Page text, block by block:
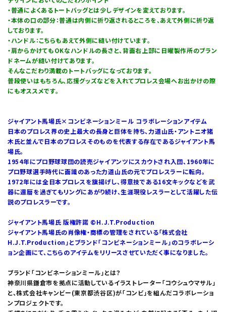
・普通によくあるトートバッグとは少しデザインを変えております。
・本体の口の部分：普通は内側に折り返されるところを、あえて外側に折り返
しております。
・ハンドル：こちらもあえて外側に縫い付けています。
・肩からかけてもOKなハンドルの長さと、背面右上部に日曜製作所のブラン
ドネームが縫い付けてあります。
そんなこだわり満載のトートバッグになっております。
普段使いはもちろん、応援グッズなどを入れてプロレス会場へお出かけの際
にもオススメです。
ジャイアント馬場氏×コンビネーションミール コラボレーションアイテム
日本のプロレス界の史上最大の長身と巨体を持ち、力道山氏・アントニオ猪
木氏と並んで日本のプロレスそのものを代表する存在であるジャイアント馬
場氏。
1954年にプロ野球球団の読売ジャイアンツにスカウトされ入団、1960年に
プロ野球選手時代に面識のあった力道山氏の元でプロレスラーに転向。
1972年には全日本プロレスを旗揚げし、得意技である16文キックなどを武
器に還暦を過ぎてもリングにあがり続け、生涯現役レスラーとして活躍した伝
説のプロレスラーです。
ジャイアント馬場氏 版権許諾 ©H.J.T.Production
ジャイアント馬場氏の肖像権・商標の管理をされている「株式会社
H.J.T.Production」とブランド「コンビネーションミール」のコラボレーシ
ョン企画にて、こちらのアイテムをリリースさせていただく事になりました。
ブランド「コンビネーションミール」とは？
神奈川県鎌倉市を拠点に活動しているイラストレーター「コウシュウマサル」
と、株式会社キャンビー(東京都渋谷区)が「コンビ」を組んだコラボレーショ
ンプロジェクトです。